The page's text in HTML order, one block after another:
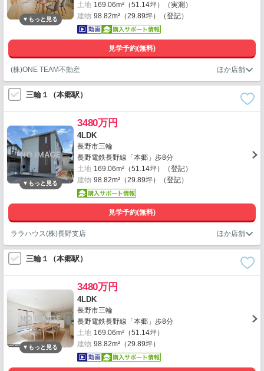
土地 169.06m²（51.14坪）（実測）
建物 98.82m²（29.89坪）（登記）
見学予約(無料)
(株)ONE TEAM不動産
三輪１（本郷駅）
3480万円
4LDK
長野市三輪
長野電鉄長野線「本郷」歩8分
土地 169.06m²（51.14坪）（登記）
建物 98.82m²（29.89坪）（登記）
見学予約(無料)
ララハウス(株)長野支店
三輪１（本郷駅）
3480万円
4LDK
長野市三輪
長野電鉄長野線「本郷」歩8分
土地 169.06m²（51.14坪）
建物 98.82m²（29.89坪）